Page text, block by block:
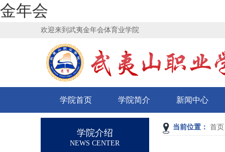
金年会
欢迎来到武夷金年会体育业学院
学院首页 学院简介 新闻中心
当前位置： 首页
学院介绍
NEWS CENTER